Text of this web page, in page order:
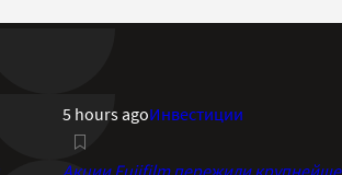
5 hours agoИнвестиции
Акции Fujifilm пережили